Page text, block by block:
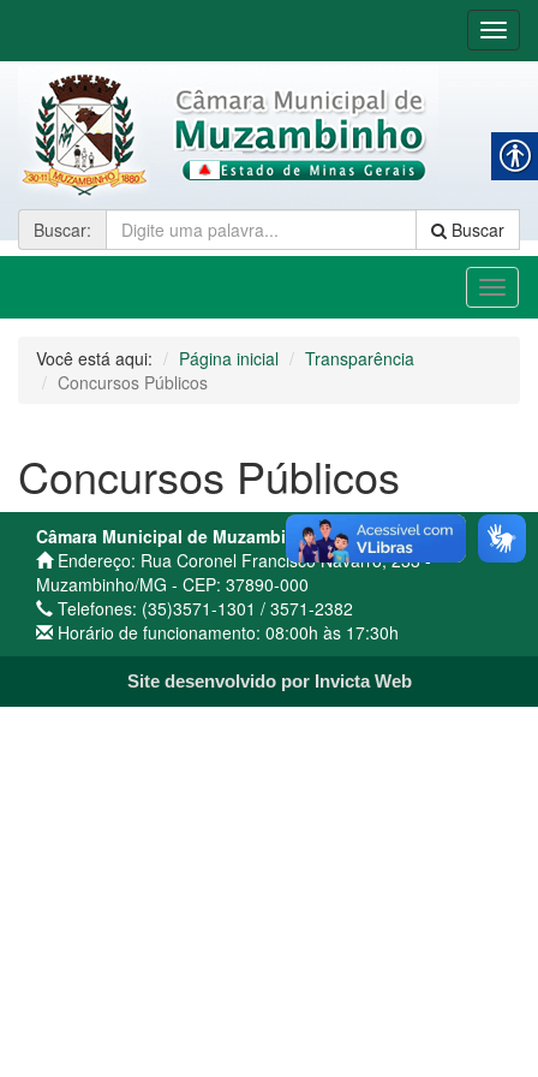
Buscar: Buscar
Você está aqui:
Página inicial
Transparência
Concursos Públicos
Concursos Públicos
Câmara Municipal de Muzambinho - MG
Endereço: Rua Coronel Francisco Navarro, 233 -
Muzambinho/MG - CEP: 37890-000
Telefones: (35)3571-1301 / 3571-2382
Horário de funcionamento: 08:00h às 17:30h
Site desenvolvido por Invicta Web